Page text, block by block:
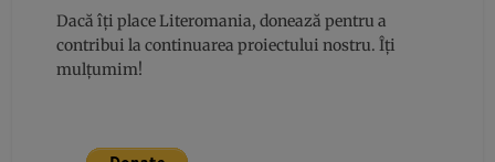
Dacă îți place Literomania, donează pentru a
contribui la continuarea proiectului nostru. Îți
mulțumim!